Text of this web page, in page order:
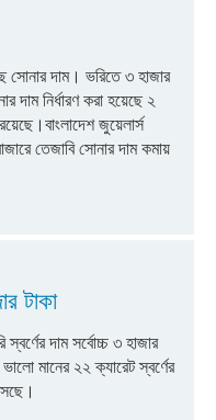
সোনার দাম। ভরিতে ৩ হাজার
দাম নির্ধারণ করা হয়েছে ২
জুয়েলার্স
তেজাবি সোনার দাম কমায়
টাকা
দাম সর্বোচ্চ ৩ হাজার
মানের ২২ ক্যারেট স্বর্ণের